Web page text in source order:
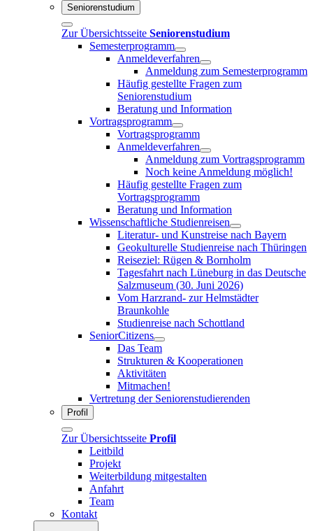
Seniorenstudium
Zur Übersichtsseite Seniorenstudium
Semesterprogramm
Anmeldeverfahren
Anmeldung zum Semesterprogramm
Häufig gestellte Fragen zum
Seniorenstudium
Beratung und Information
Vortragsprogramm
Vortragsprogramm
Anmeldeverfahren
Anmeldung zum Vortragsprogramm
Noch keine Anmeldung möglich!
Häufig gestellte Fragen zum
Vortragsprogramm
Beratung und Information
Wissenschaftliche Studienreisen
Literatur- und Kunstreise nach Bayern
Geokulturelle Studienreise nach Thüringen
Reiseziel: Rügen & Bornholm
Tagesfahrt nach Lüneburg in das Deutsche
Salzmuseum (30. Juni 2026)
Vom Harzrand- zur Helmstädter
Braunkohle
Studienreise nach Schottland
SeniorCitizens
Das Team
Strukturen & Kooperationen
Aktivitäten
Mitmachen!
Vertretung der Seniorenstudierenden
Profil
Zur Übersichtsseite Profil
Leitbild
Projekt
Weiterbildung mitgestalten
Anfahrt
Team
Kontakt